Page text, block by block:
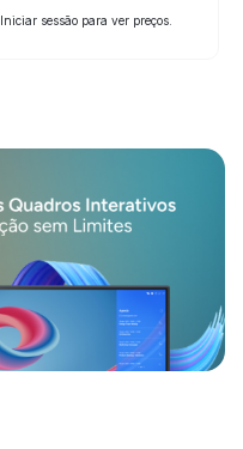
Iniciar sessão para ver preços.